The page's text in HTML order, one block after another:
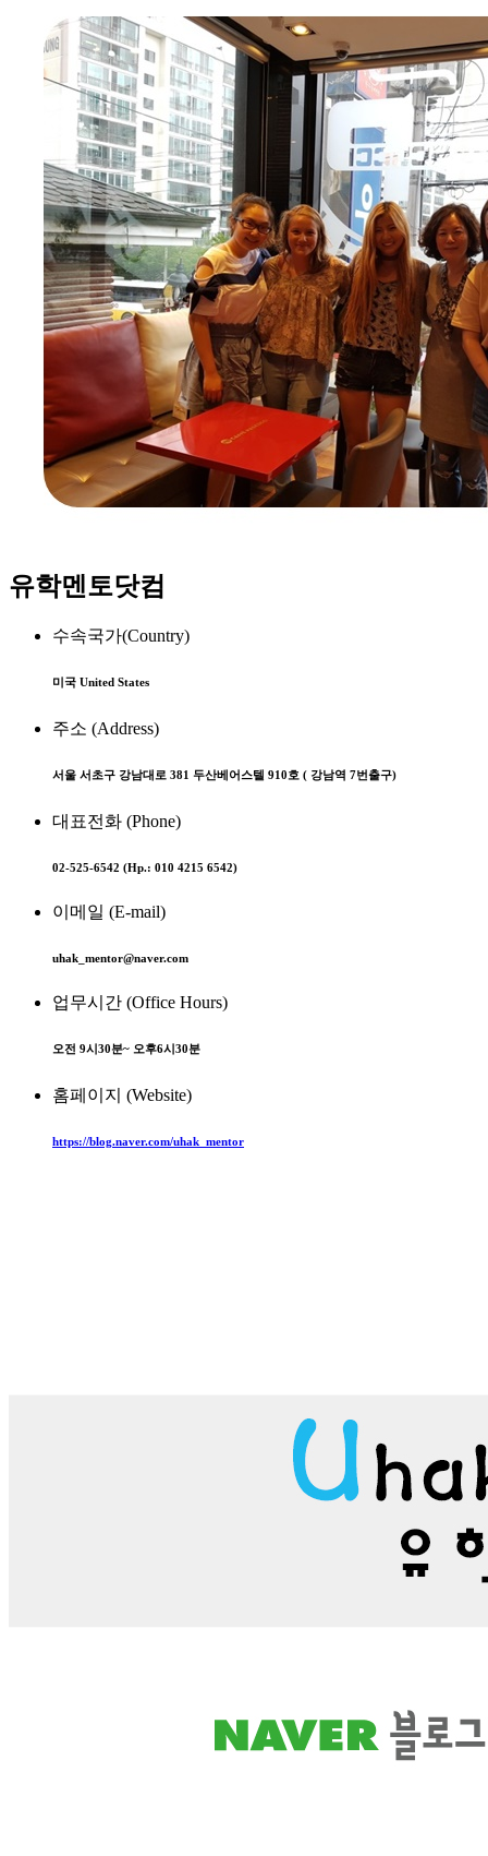
유학멘토닷컴
수속국가(Country)
미국 United States
주소 (Address)
서울 서초구 강남대로 381 두산베어스텔 910호 ( 강남역 7번출구)
대표전화 (Phone)
02-525-6542 (Hp.: 010 4215 6542)
이메일 (E-mail)
uhak_mentor@naver.com
업무시간 (Office Hours)
오전 9시30분~ 오후6시30분
홈페이지 (Website)
https://blog.naver.com/uhak_mentor